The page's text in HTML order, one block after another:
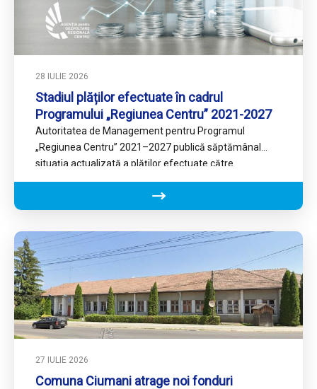
28 IULIE 2026
Stadiul plăților efectuate în cadrul
Programului „Regiunea Centru” 2021-2027
Autoritatea de Management pentru Programul
„Regiunea Centru” 2021–2027 publică săptămânal
situația actualizată a plăților efectuate către
beneficiarii proiectelor finanțate în cadrul programului.
27 IULIE 2026
Comuna Ciumani atrage noi fonduri